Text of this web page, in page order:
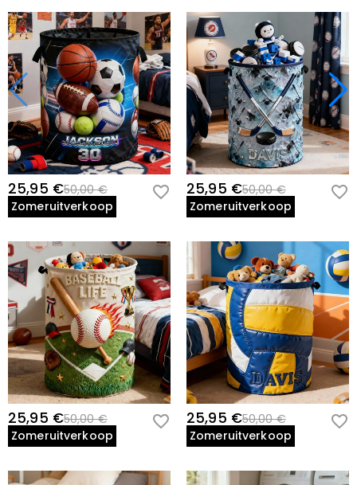
25,95 €50,00 €
Zomeruitverkoop
25,95 €50,00 €
Zomeruitverkoop
25,95 €50,00 €
Zomeruitverkoop
25,95 €50,00 €
Zomeruitverkoop